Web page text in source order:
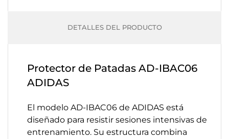
DETALLES DEL PRODUCTO
Protector de Patadas AD-IBAC06
ADIDAS
El modelo AD-IBAC06 de ADIDAS está
diseñado para resistir sesiones intensivas de
entrenamiento. Su estructura combina